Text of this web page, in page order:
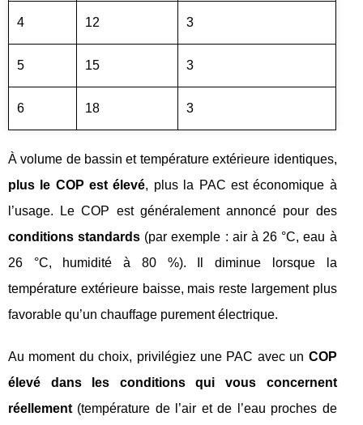
4 12 3
5 15 3
6 18 3
À volume de bassin et température extérieure identiques,
plus le COP est élevé, plus la PAC est économique à
l’usage. Le COP est généralement annoncé pour des
conditions standards (par exemple : air à 26 °C, eau à
26 °C, humidité à 80 %). Il diminue lorsque la
température extérieure baisse, mais reste largement plus
favorable qu’un chauffage purement électrique.
Au moment du choix, privilégiez une PAC avec un COP
élevé dans les conditions qui vous concernent
réellement (température de l’air et de l’eau proches de